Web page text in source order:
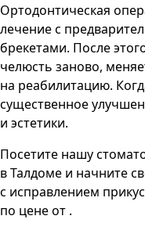
Ортодонтическая
лечение с
брекетами. После
челюсть заново,
на реабилитацию.
существенное
и эстетики.
Посетите нашу
в Талдоме и начните
с исправлением
по цене от .